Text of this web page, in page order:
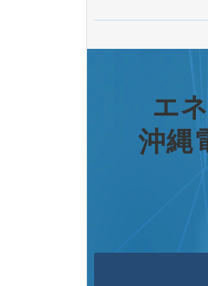
エ
沖縄